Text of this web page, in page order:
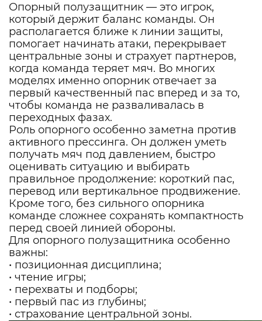
Опорный полузащитник — это игрок,
который держит баланс команды. Он
располагается ближе к линии защиты,
помогает начинать атаки, перекрывает
центральные зоны и страхует партнеров,
когда команда теряет мяч. Во многих
моделях именно опорник отвечает за
первый качественный пас вперед и за то,
чтобы команда не разваливалась в
переходных фазах.
Роль опорного особенно заметна против
активного прессинга. Он должен уметь
получать мяч под давлением, быстро
оценивать ситуацию и выбирать
правильное продолжение: короткий пас,
перевод или вертикальное продвижение.
Кроме того, без сильного опорника
команде сложнее сохранять компактность
перед своей линией обороны.
Для опорного полузащитника особенно
важны:
• позиционная дисциплина;
• чтение игры;
• перехваты и подборы;
• первый пас из глубины;
• страхование центральной зоны.